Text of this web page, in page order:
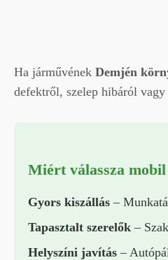
Ha járművének Demjén
defektről, szelep hibáról
Miért válassza
Gyors kiszállás –
Tapasztalt szerelők –
Helyszíni javítás –